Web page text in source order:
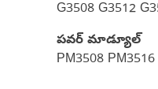
G3508 G3512
పవర్ మాడ్యూల్
PM3508